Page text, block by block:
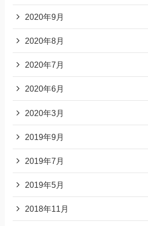
2020年9月
2020年8月
2020年7月
2020年6月
2020年3月
2019年9月
2019年7月
2019年5月
2018年11月